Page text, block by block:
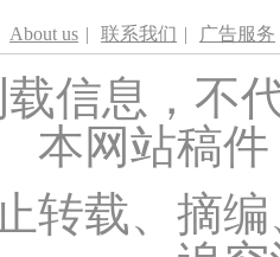
About us | 联系我们 | 广告服务
信息，不
本网站稿
转载、摘